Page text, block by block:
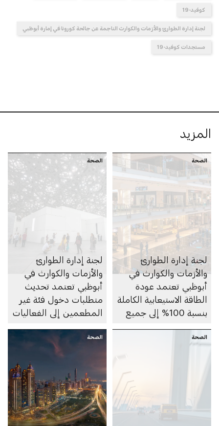
كوفيد-19
لجنة إدارة الطوارئ والأزمات والكوارث الناجمة عن جائحة كورونا في إمارة أبوظبي
مستجدات كوفيد-19
المزيد
الصحة
لجنة إدارة الطوارئ
والأزمات والكوارث في
أبوظبي تعتمد عودة
الطاقة الاستيعابية الكاملة
بنسبة 100% إلى جميع
والسياحية والفعاليات
الحصن لتصبح 30 يوماً
الصحة
لجنة إدارة الطوارئ
والأزمات والكوارث في
أبوظبي تعتمد تحديث
متطلبات دخول فئة غير
المطعمين إلى الفعاليات
والثقافية في الإمارة
الصحة الصحة